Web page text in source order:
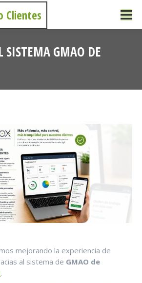
Clientes
SISTEMA GMAO DE
mejorando la experiencia de
al sistema de GMAO de
.